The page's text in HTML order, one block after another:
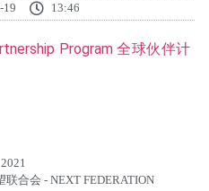
19 13:46
Program 全球伙伴计
联合会 - NEXT FEDERATION